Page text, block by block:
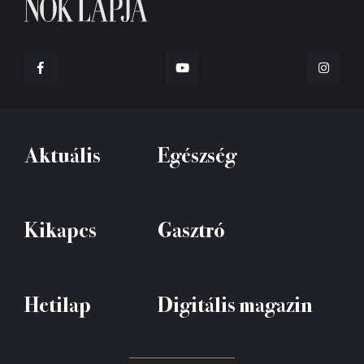
Aktuális Egészség
Kikapcs Gasztró
Hetilap Digitális magazin